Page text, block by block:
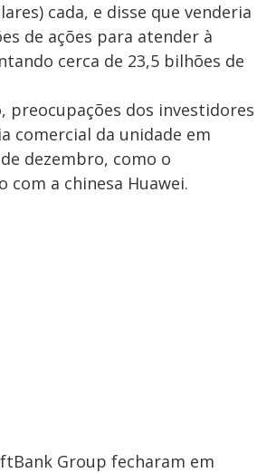
cada, e disse que venderia
de ações para atender à
cerca de 23,5 bilhões de
preocupações dos investidores
comercial da unidade em
dezembro, como o
com a chinesa Huawei.
Group fecharam em